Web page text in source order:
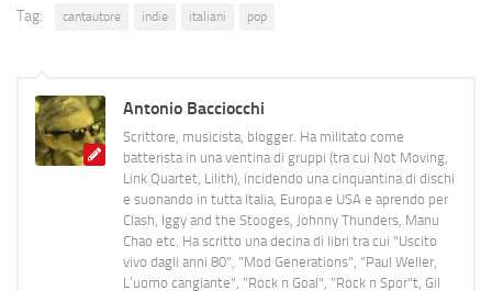
Tag: cantautore indie italiani pop
Antonio Bacciocchi
Scrittore, musicista, blogger. Ha militato come
batterista in una ventina di gruppi (tra cui Not Moving,
Link Quartet, Lilith), incidendo una cinquantina di dischi
e suonando in tutta Italia, Europa e USA e aprendo per
Clash, Iggy and the Stooges, Johnny Thunders, Manu
Chao etc. Ha scritto una decina di libri tra cui "Uscito
vivo dagli anni 80", "Mod Generations", "Paul Weller,
L’uomo cangiante", "Rock n Goal", "Rock n Spor"t, Gil